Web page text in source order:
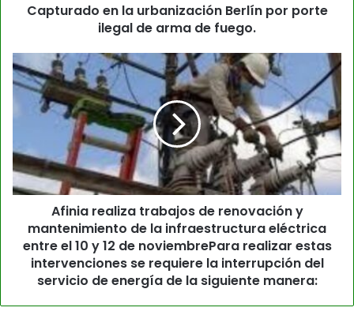
Capturado en la urbanización Berlín por porte
ilegal de arma de fuego.
Afinia realiza trabajos de renovación y
mantenimiento de la infraestructura eléctrica
entre el 10 y 12 de noviembrePara realizar estas
intervenciones se requiere la interrupción del
servicio de energía de la siguiente manera: